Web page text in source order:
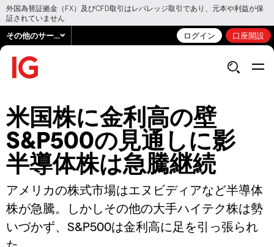
外国為替証拠金（FX）及びCFD取引はレバレッジ取引であり、元本や利益が保
証されていません
その他のサービス ログイン 口座開設
米国株に金利高の壁
S&P500の見通しに影
半導体株は急騰継続
アメリカの株式市場はエヌビディアなど半導体
株が急騰。しかしその他の大手ハイテク株は勢
いづかず、S&P500は金利高に足を引っ張られ